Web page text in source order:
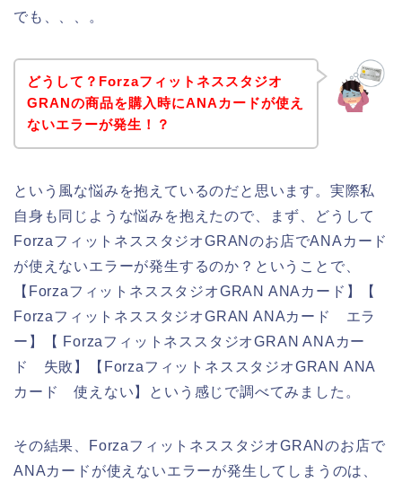
でも、、、。
どうして？Forzaフィットネススタジオ
GRANの商品を購入時にANAカードが使え
ないエラーが発生！？
という風な悩みを抱えているのだと思います。実際私
自身も同じような悩みを抱えたので、まず、どうして
ForzaフィットネススタジオGRANのお店でANAカード
が使えないエラーが発生するのか？ということで、
【ForzaフィットネススタジオGRAN ANAカード】【
ForzaフィットネススタジオGRAN ANAカード エラ
ー】【 ForzaフィットネススタジオGRAN ANAカー
ド 失敗】【ForzaフィットネススタジオGRAN ANA
カード 使えない】という感じで調べてみました。
その結果、ForzaフィットネススタジオGRANのお店で
ANAカードが使えないエラーが発生してしまうのは、